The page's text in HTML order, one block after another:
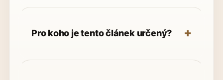
Pro koho je tento článek určený?